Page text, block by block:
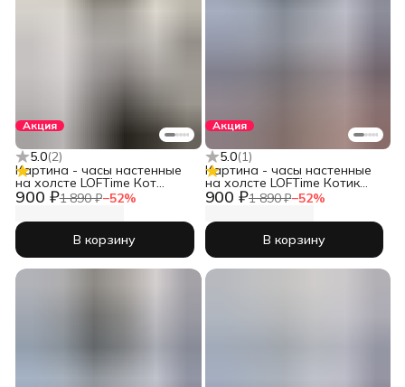
Акция
5.0(2)
900 ₽1 890 ₽−52%
Картина - часы настенные
на холсте LOFTime Кот
хотдог Ч-671-3555
В корзину
Акция
5.0(1)
900 ₽1 890 ₽−52%
Картина - часы настенные
на холсте LOFTime Котик
сер
В корзину